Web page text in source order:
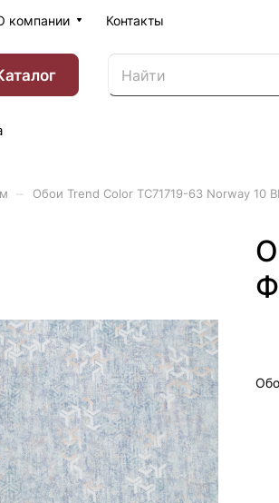
компании Контакты
Обои Trend Color ТС71719-63 Norway 10